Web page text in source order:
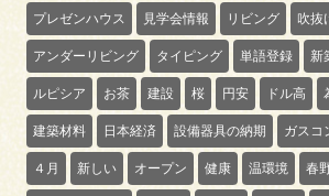
プレゼンハウス 見学会情報 リビング 吹抜
アンダーリビング タイピング 単語登録 新
ルピシア お茶 建設 桜 円安 ドル高
建築材料 日本経済 設備器具の納期 ガスコ
４月 新しい オープン 健康 温環境 春